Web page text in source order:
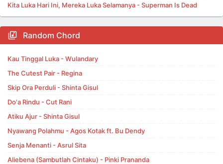
Kita Luka Hari Ini, Mereka Luka Selamanya - Superman Is Dead
Random Chord
Kau Tinggal Luka - Wulandary
The Cutest Pair - Regina
Skip Ora Perduli - Shinta Gisul
Do'a Rindu - Cut Rani
Atiku Ajur - Shinta Gisul
Nyawang Polahmu - Agos Kotak ft. Bu Dendy
Senja Menanti - Asrul Sita
Aliebena (Sambutlah Cintaku) - Pinki Prananda